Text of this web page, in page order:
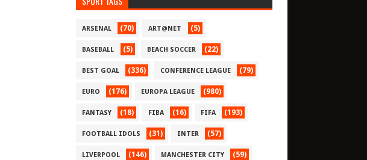
ARSENAL (70) ART@NET (5)
BASEBALL (5) BEACH SOCCER (22)
BEST GOAL (336) CONFERENCE LEAGUE (79)
EURO (176) EUROPA LEAGUE (980)
FANTASY (18) FIBA (16) FIFA (193)
FOOTBALL IDOLS (31) INTER (57)
LIVERPOOL (146) MANCHESTER CITY (59)